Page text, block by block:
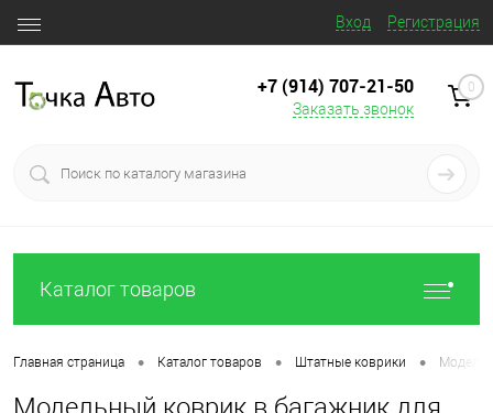
Вход Регистрация
+7 (914) 707‒21‒50
Заказать звонок
0
Каталог товаров
Главная страница • Каталог товаров • Штатные коврики •